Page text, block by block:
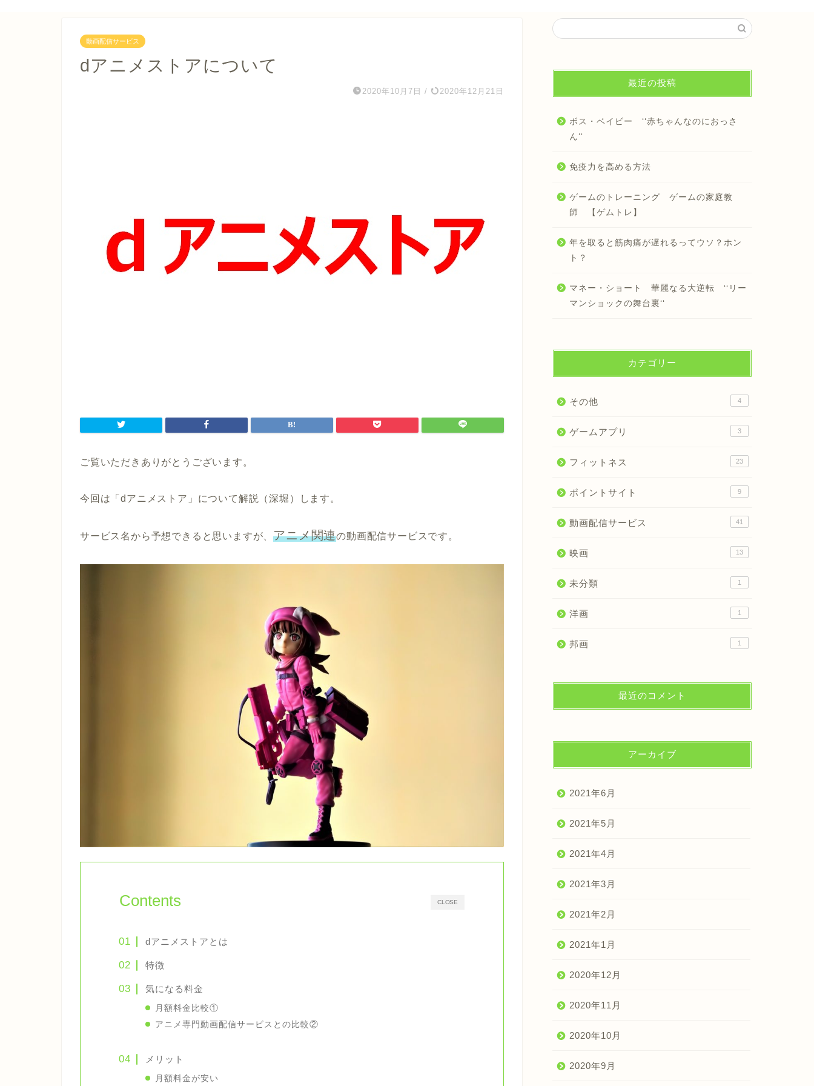
動画配信サービス
dアニメストアについて
2020年10月7日 / 2020年12月21日
ご覧いただきありがとうございます。
今回は「dアニメストア」について解説（深堀）します。
サービス名から予想できると思いますが、アニメ関連の動画配信サービスです。
CLOSE
Contents
dアニメストアとは
特徴
気になる料金
月額料金比較①
アニメ専門動画配信サービスとの比較②
メリット
月額料金が安い
最近の投稿
ボス・ベイビー ‘‘赤ちゃんなのにおっさ
ん‘‘
免疫力を高める方法
ゲームのトレーニング ゲームの家庭教
師 【ゲムトレ】
年を取ると筋肉痛が遅れるってウソ？ホン
ト？
マネー・ショート 華麗なる大逆転 ‘‘リー
マンショックの舞台裏‘‘
カテゴリー
その他 4
ゲームアプリ 3
フィットネス 23
ポイントサイト 9
動画配信サービス 41
映画 13
未分類 1
洋画 1
邦画 1
最近のコメント
アーカイブ
2021年6月
2021年5月
2021年4月
2021年3月
2021年2月
2021年1月
2020年12月
2020年11月
2020年10月
2020年9月